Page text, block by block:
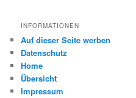
INFORMATIONEN
Auf dieser Seite werben
Datenschutz
Home
Übersicht
Impressum